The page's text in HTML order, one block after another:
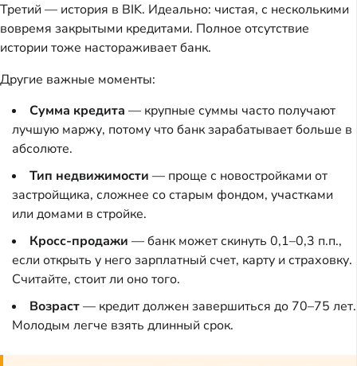
Третий — история в BIK. Идеально: чистая, с несколькими
вовремя закрытыми кредитами. Полное отсутствие
истории тоже настораживает банк.
Другие важные моменты:
Сумма кредита — крупные суммы часто получают
лучшую маржу, потому что банк зарабатывает больше в
абсолюте.
Тип недвижимости — проще с новостройками от
застройщика, сложнее со старым фондом, участками
или домами в стройке.
Кросс-продажи — банк может скинуть 0,1–0,3 п.п.,
если открыть у него зарплатный счет, карту и страховку.
Считайте, стоит ли оно того.
Возраст— кредит должен завершиться до 70–75 лет.
Молодым легче взять длинный срок.